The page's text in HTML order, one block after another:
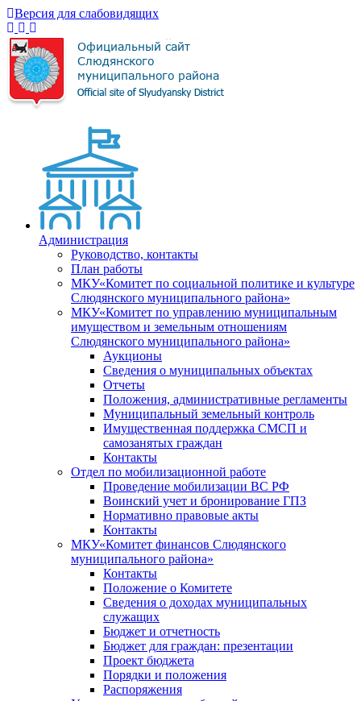
Версия для слабовидящих
Администрация
Руководство, контакты
План работы
МКУ«Комитет по социальной политике и культуре
Слюдянского муниципального района»
МКУ«Комитет по управлению муниципальным
имуществом и земельным отношениям
Слюдянского муниципального района»
Аукционы
Сведения о муниципальных объектах
Отчеты
Положения, административные регламенты
Муниципальный земельный контроль
Имущественная поддержка СМСП и
самозанятых граждан
Контакты
Отдел по мобилизационной работе
Проведение мобилизации ВС РФ
Воинский учет и бронирование ГПЗ
Нормативно правовые акты
Контакты
МКУ«Комитет финансов Слюдянского
муниципального района»
Контакты
Положение о Комитете
Сведения о доходах муниципальных
служащих
Бюджет и отчетность
Бюджет для граждан: презентации
Проект бюджета
Порядки и положения
Распоряжения